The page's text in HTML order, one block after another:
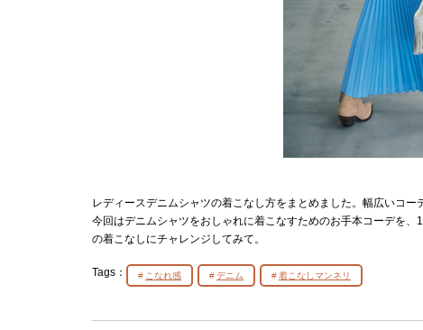
レディースデニムシャツの着こなし方をまとめました。幅広いコ
今回はデニムシャツをおしゃれに着こなすためのお手本コーデを
の着こなしにチャレンジしてみて。
Tags： こなれ感 デニム 着こなしマンネリ